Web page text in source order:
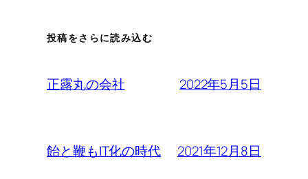
投稿をさらに読み込む
正露丸の会社 2022年5月5日
飴と鞭もIT化の時代 2021年12月8日